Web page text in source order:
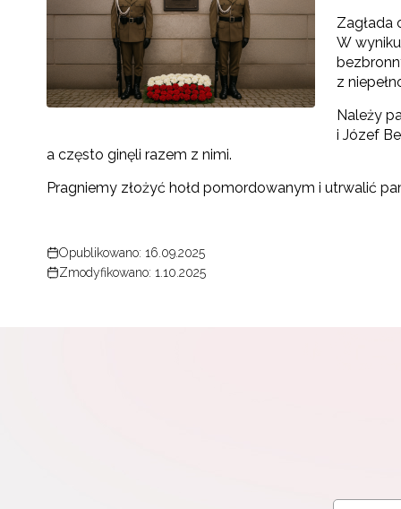
Zagłada
W
z
Należy
i Józef
a często ginęli razem z nimi.
Pragniemy złożyć hołd pomordowanym i utrwalić
Opublikowano: 16.09.2025
Zmodyfikowano: 1.10.2025